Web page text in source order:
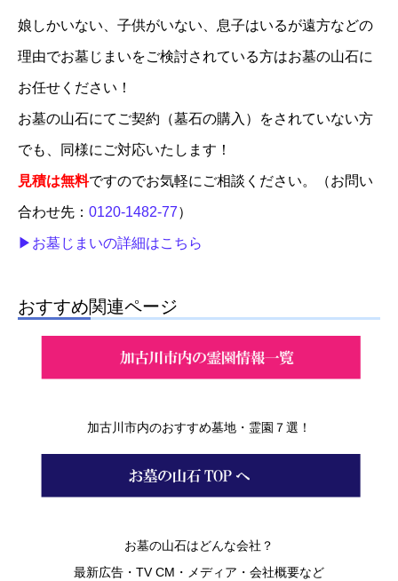
娘しかいない、子供がいない、息子はいるが遠方などの
理由でお墓じまいをご検討されている方はお墓の山石に
お任せください！
お墓の山石にてご契約（墓石の購入）をされていない方
でも、同様にご対応いたします！
見積は無料ですのでお気軽にご相談ください。（お問い
合わせ先： 0120-1482-77）
▶お墓じまいの詳細はこちら
おすすめ関連ページ
加古川市内のおすすめ墓地・霊園７選！
お墓の山石はどんな会社？
最新広告・TV CM・メディア・会社概要など